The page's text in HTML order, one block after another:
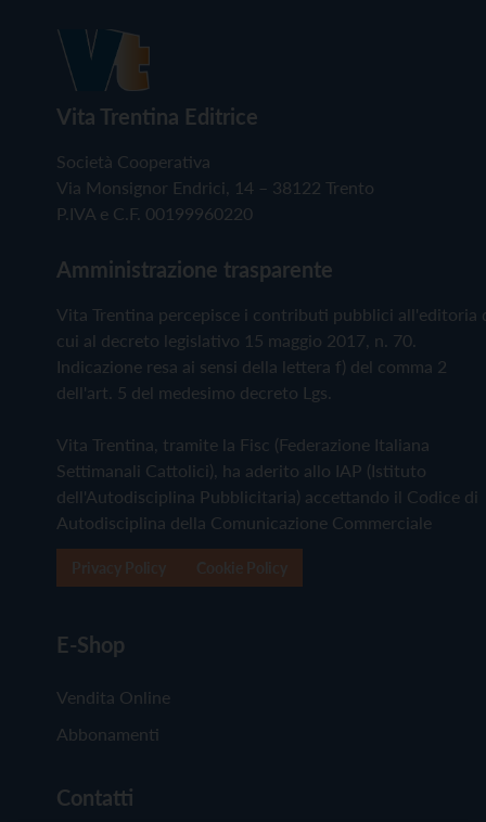
Vita Trentina Editrice
Società Cooperativa
Via Monsignor Endrici, 14 – 38122 Trento
P.IVA e C.F. 00199960220
Amministrazione trasparente
Vita Trentina percepisce i contributi pubblici all'editoria
cui al decreto legislativo 15 maggio 2017, n. 70.
Indicazione resa ai sensi della lettera f) del comma 2
dell'art. 5 del medesimo decreto Lgs.
Vita Trentina, tramite la Fisc (Federazione Italiana
Settimanali Cattolici), ha aderito allo IAP (Istituto
dell'Autodisciplina Pubblicitaria) accettando il Codice di
Autodisciplina della Comunicazione Commerciale
E-Shop
Vendita Online
Abbonamenti
Contatti